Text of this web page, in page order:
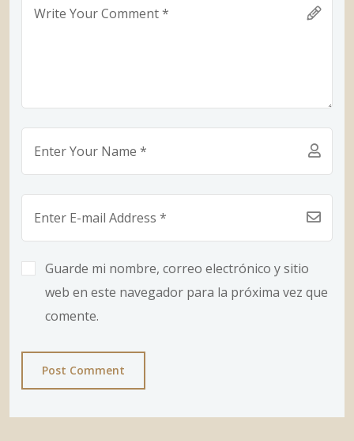
Guarde mi nombre, correo electrónico y sitio
web en este navegador para la próxima vez que
comente.
Post Comment